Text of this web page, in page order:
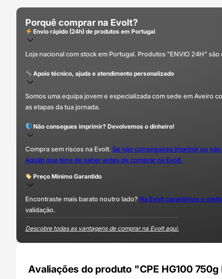
Porquê comprar na Evolt?
Envio rápido (24h) de produtos em Portugal
Loja nacional com stock em Portugal. Produtos "ENVIO 24H"
Apoio técnico, ajuda e atendimento personalizado
Somos uma equipa jovem e especializada com sede em Aveiro
as etapas da tua jornada.
Não consegues imprimir? Devolvemos o dinheiro!
Compra sem riscos na Evolt. Se não conseguires imprimir ou
Aquilo que tens de saber antes de comprar na Evolt.
Preço Mínimo Garantido
Encontraste mais barato noutro lado? Na Evolt garantimos o
validação.
Descobre todas as vantagens de comprar na Evolt aqui.
Avaliações do produto "CPE HG100